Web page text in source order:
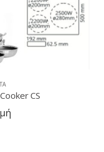
Cooker CCS